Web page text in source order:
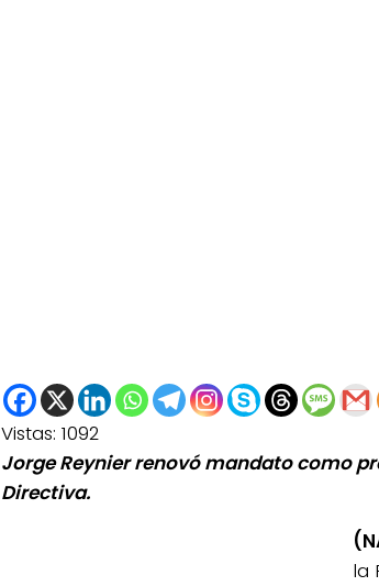
Vistas: 1092
Jorge Reynier renovó mandato como
Directiva.
la